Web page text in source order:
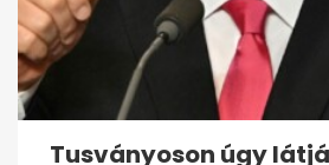
Taraba: több
vízhiányt
Szlovákiában
Tusványoson úgy